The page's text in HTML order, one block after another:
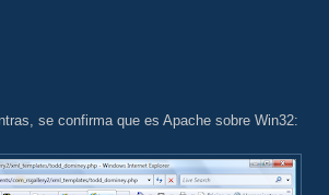
se confirma que es Apache sobre Win32: